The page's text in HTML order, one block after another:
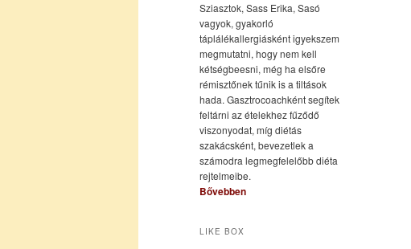
Sziasztok, Sass Erika, Sasó
vagyok, gyakorló
táplálékallergiásként igyekszem
megmutatni, hogy nem kell
kétségbeesni, még ha elsőre
rémisztőnek tűnik is a tiltások
hada. Gasztrocoachként segítek
feltárni az ételekhez fűződő
viszonyodat, míg diétás
szakácsként, bevezetlek a
számodra legmegfelelőbb diéta
rejtelmeibe.
Bővebben
LIKE BOX